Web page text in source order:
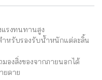
แรงทนทานสูง
ำหรับรองรับน้ำหนักแต่ละลิ้น
องสิ่งของจากภายนอกได้
ยดาย